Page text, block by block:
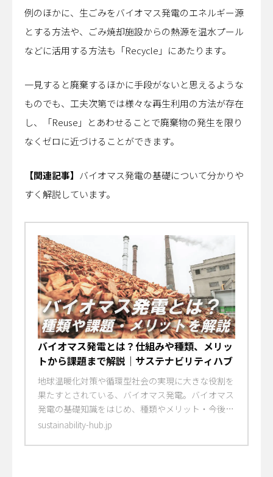
例のほかに、生ごみをバイオマス発電のエネルギー源
とする方法や、ごみ焼却施設からの熱源を温水プール
などに活用する方法も「Recycle」にあたります。
一見すると廃棄するほかに手段がないと思えるような
ものでも、工夫次第では様々な再生利用の方法が存在
し、「Reuse」とあわせることで廃棄物の発生を限り
なくゼロに近づけることができます。
【関連記事】 バイオマス発電の基礎について分かりや
すく解説しています。
バイオマス発電とは？仕組みや種類、メリッ
トから課題まで解説｜サステナビリティハブ
地球温暖化対策や循環型社会の実現に大きな役割を
果たすとされている、バイオマス発電。バイオマス
発電の基礎知識をはじめ、種類やメリット・今後に
向けた課題について解説していきます。
sustainability-hub.jp